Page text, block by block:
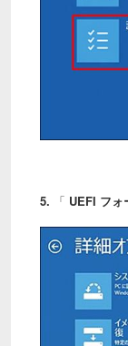
5. 「 UEFI フォ